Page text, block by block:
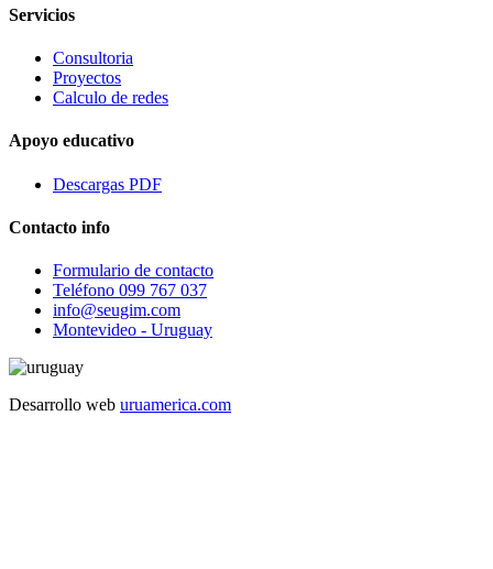
Servicios
Consultoria
Proyectos
Calculo de redes
Apoyo educativo
Descargas PDF
Contacto info
Formulario de contacto
Teléfono 099 767 037
info@seugim.com
Montevideo - Uruguay
Desarrollo web uruamerica.com